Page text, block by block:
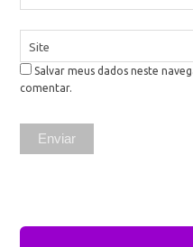
Site
Salvar meus dados neste
comentar.